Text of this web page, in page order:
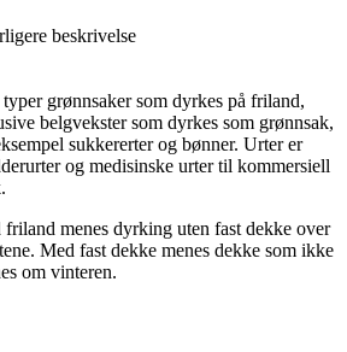
beskrivelse
grønnsaker som dyrkes på friland,
belgvekster som dyrkes som grønnsak,
sukkererter og bønner. Urter er
og medisinske urter til kommersiell
friland menes dyrking uten fast dekke over
Med fast dekke menes dekke som ikke
om vinteren.